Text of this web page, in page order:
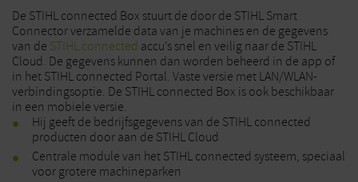
De STIHL connected Box stuurt de door de STIHL Smart
Connector verzamelde data van je machines en de gegevens
van de STIHL connected accu’s snel en veilig naar de STIHL
Cloud. De gegevens kunnen dan worden beheerd in de app of
in het STIHL connected Portal. Vaste versie met LAN/WLAN-
verbindingsoptie. De STIHL connected Box is ook beschikbaar
in een mobiele versie.
Hij geeft de bedrijfsgegevens van de STIHL connected
producten door aan de STIHL Cloud
Centrale module van het STIHL connected systeem, speciaal
voor grotere machineparken